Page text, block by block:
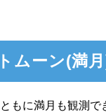
ムーン(満
もに満月も観測で